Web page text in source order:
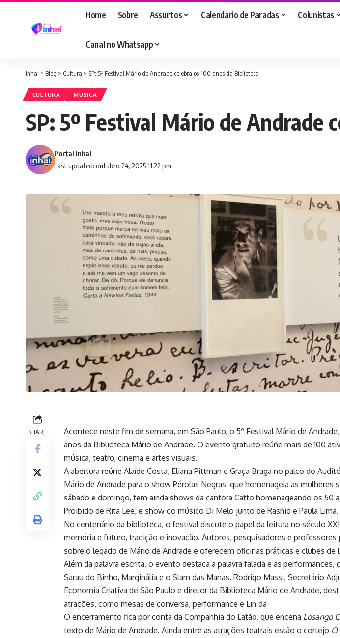
Home Sobre Assuntos Calendario de Paradas Colunistas
Canal no Whatsapp
Inhaí > Blog > Cultura > SP: 5º Festival Mário de Andrade celebra os 100 anos da Biblioteca
CULTURA MUSICA
SP: 5º Festival Mário de Andrade
Last updated: outubro 24, 2025 11:22 pm
Portal Inhaí
SHARE
Acontece neste fim de semana, em São Paulo, o 5º Festival Mário de
anos da Biblioteca Mário de Andrade. O evento gratuito reúne mais de 100
música, teatro, cinema e artes visuais.
A abertura reúne Alaíde Costa, Eliana Pittman e Graça Braga no palco do
Mário de Andrade para o show Pérolas Negras, que homenageia as mulheres
sábado e domingo, tem ainda shows da cantora Catto homenageando os 50
Proibido de Rita Lee, e show do músico Di Melo junto de Rashid e Paula Lima.
No centenário da biblioteca, o festival discute o papel da leitura no século
memória e futuro, tradição e inovação. Autores, pesquisadores e professores
sobre o legado de Mário de Andrade e oferecem oficinas práticas e clubes de
Além da palavra escrita, o evento destaca a palavra falada e as
Sarau do Binho, Marginália e o Slam das Manas. Rodrigo Massi, Secretário
Economia Criativa de São Paulo e diretor da Biblioteca Mário de Andrade,
atrações, como mesas de conversa, performance e Lin da
O encerramento fica por conta da Companhia do Latão, que encena Losango
texto de Mário de Andrade. Ainda entre as atrações teatrais estão o cortejo O